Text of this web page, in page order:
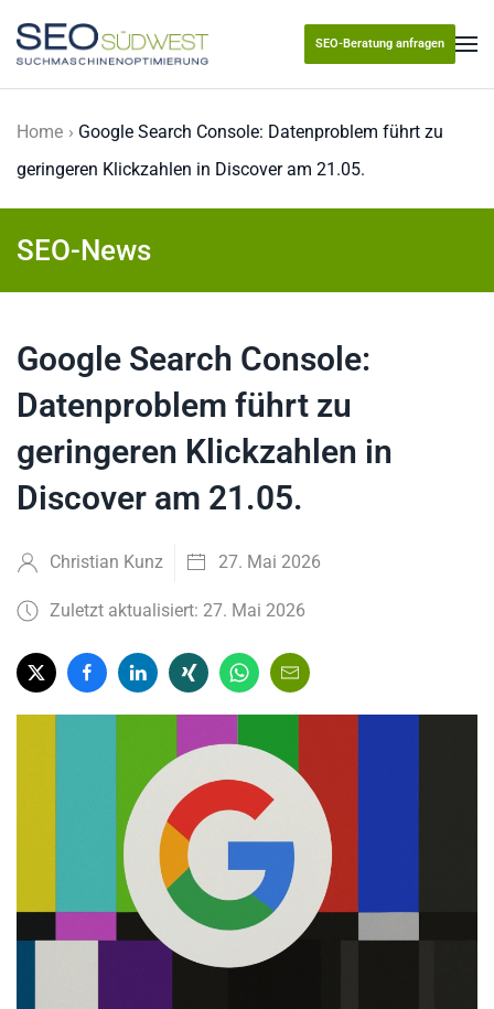
Skip to main content
SEO-Beratung anfragen
Home
Google Search Console: Datenproblem führt zu
geringeren Klickzahlen in Discover am 21.05.
SEO-News
Google Search Console:
Datenproblem führt zu
geringeren Klickzahlen in
Discover am 21.05.
Christian Kunz 27. Mai 2026
Zuletzt aktualisiert: 27. Mai 2026